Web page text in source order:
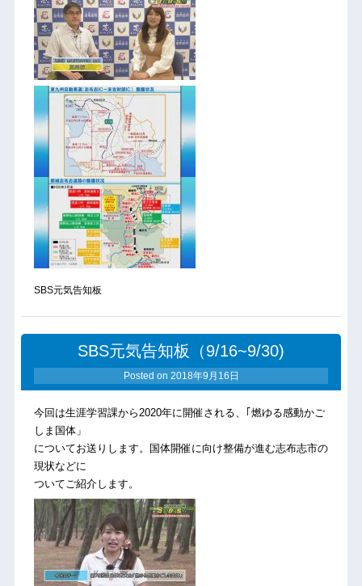
SBS元気告知板
SBS元気告知板（9/16~9/30)
Posted on 2018年9月16日
今回は生涯学習課から2020年に開催される、｢燃ゆる感動かご
しま国体」
についてお送りします。国体開催に向け整備が進む志布志市の
現状などに
ついてご紹介します。